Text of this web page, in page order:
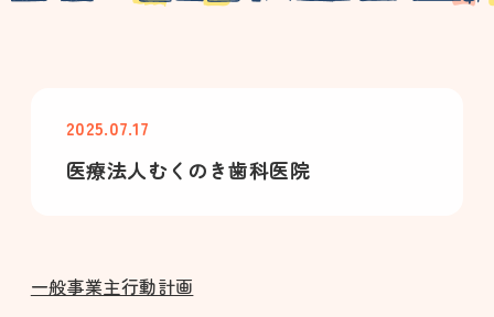
2025.07.17
医療法人むくのき歯科医院
一般事業主行動計画